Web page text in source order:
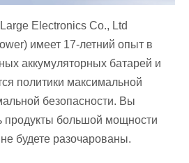
Electronics Co., Ltd
имеет 17-летний опыт в
аккумуляторных батарей и
политики максимальной
безопасности. Вы
продукты большой мощности
будете разочарованы.